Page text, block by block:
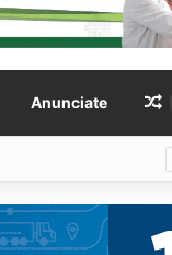
Anunciate